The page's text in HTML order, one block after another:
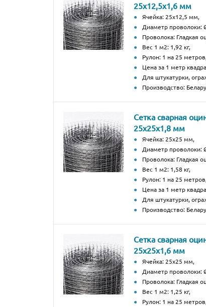
25х12,5х1,6 мм
Ячейка: 25х12,5 мм,
Диаметр проволоки:
Проволока: Гладкая
Вес 1 м2: 1,92 кг,
Рулон: 1 на 25
Цена за 1 метр
Для штукатурки,
Производство:
Сетка сварная
25х25х1,8 мм
Ячейка: 25х25 мм,
Диаметр проволоки:
Проволока: Гладкая
Вес 1 м2: 1,58 кг,
Рулон: 1 на 25
Цена за 1 метр
Для штукатурки,
Производство:
Сетка сварная
25х25х1,6 мм
Ячейка: 25х25 мм,
Диаметр проволоки:
Проволока: Гладкая
Вес 1 м2: 1,25 кг,
Рулон: 1 на 25